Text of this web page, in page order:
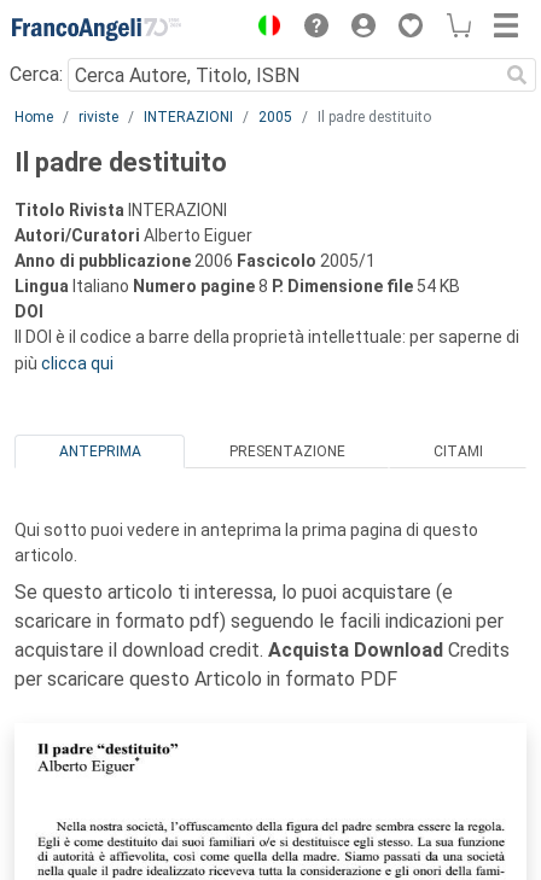
Menu
Cerca:
Main content
Home riviste INTERAZIONI 2005 Il padre destituito
Il padre destituito
Titolo Rivista INTERAZIONI
Autori/Curatori Alberto Eiguer
Anno di pubblicazione 2006 Fascicolo 2005/1
Lingua Italiano Numero pagine8 P. Dimensione file 54 KB
DOI
Il DOI è il codice a barre della proprietà intellettuale: per saperne di
più clicca qui
ANTEPRIMA PRESENTAZIONE CITAMI
Qui sotto puoi vedere in anteprima la prima pagina di questo
articolo.
Se questo articolo ti interessa, lo puoi acquistare (e
scaricare in formato pdf) seguendo le facili indicazioni per
acquistare il download credit. Acquista Download Credits
per scaricare questo Articolo in formato PDF